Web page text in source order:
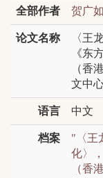
全部作者 贺广如
论文名称
〈王
《东
（香
文中
语言 中文
档案
"〈王
化〉
（香